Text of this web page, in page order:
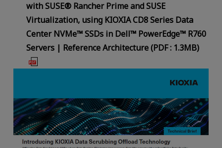
with SUSE® Rancher Prime and SUSE
Virtualization, using KIOXIA CD8 Series Data
Center NVMe™ SSDs in Dell™ PowerEdge™ R760
Servers | Reference Architecture (PDF : 1.3MB)